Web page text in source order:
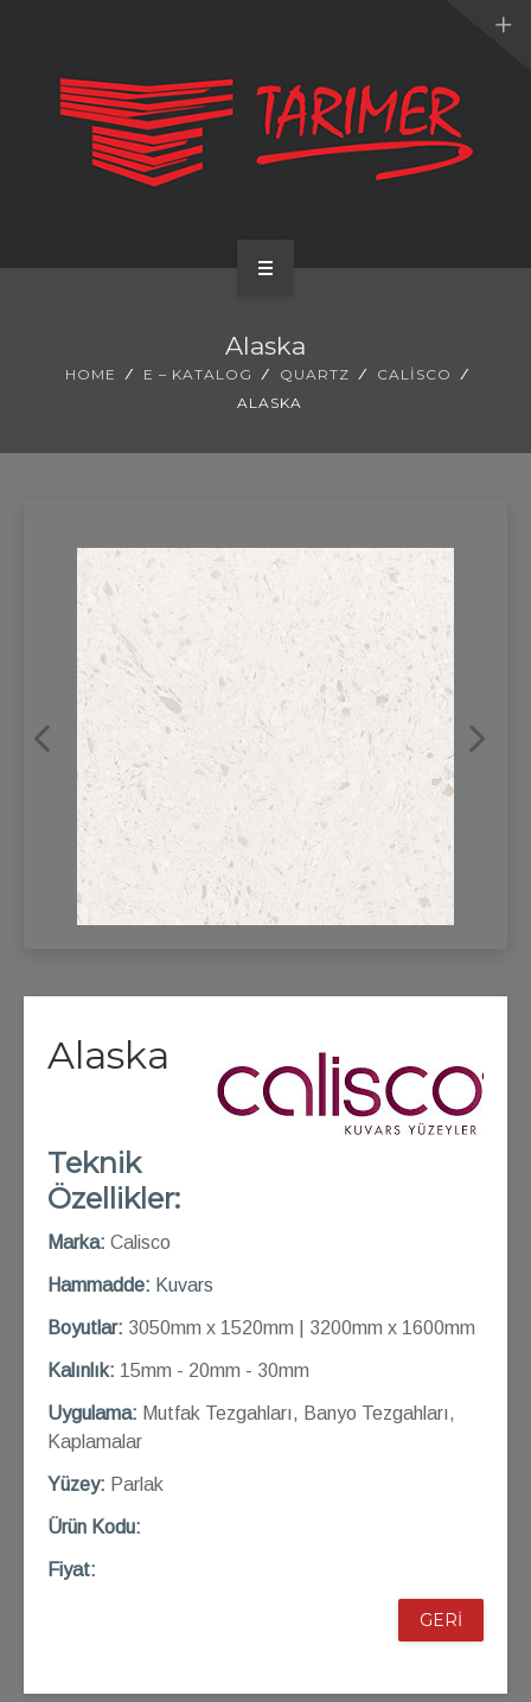
REFRANSLAR
Alaska
HOME E – KATALOG QUARTZ
CALISCO
ALASKA
Alaska
Teknik
Özellikler:
Marka: Calisco
Hammadde: Kuvars
Boyutlar: 3050mm x 1520mm | 3200mm x 1600mm
Kalınlık: 15mm - 20mm - 30mm
Uygulama: Mutfak Tezgahları, Banyo Tezgahları,
Kaplamalar
Yüzey: Parlak
Ürün Kodu:
Fiyat:
GERİ